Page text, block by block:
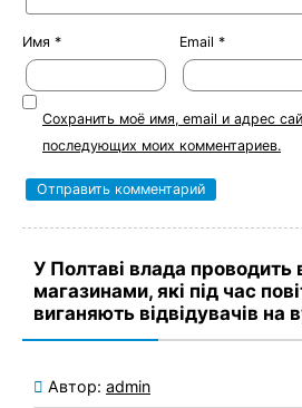
Имя * Email *
Сохранить моё имя, email и адрес
последующих моих комментариев.
У Полтаві влада проводить
магазинами, які під час
виганяють відвідувачів на
Автор: admin